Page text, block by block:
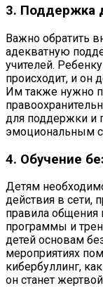
3. Поддержка
Важно обратить
адекватную
учителей.
происходит, и он
Им также нужно
для поддержки и
эмоциональным
4. Обучение
Детям
действия в сети,
правила общения
программы и
детей основам
мероприятиях
кибербуллинг,
он станет